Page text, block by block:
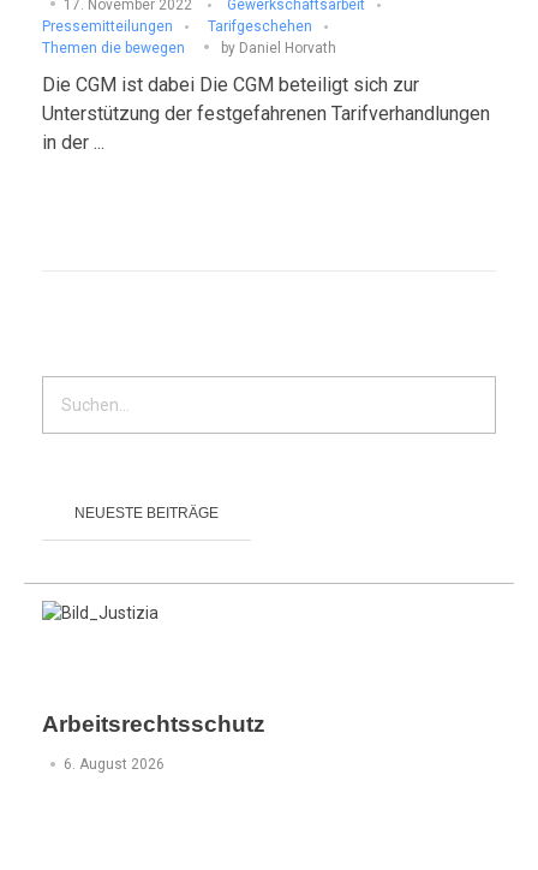
17. November 2022
Gewerkschaftsarbeit
Pressemitteilungen
Tarifgeschehen
Themen die bewegen
by Daniel Horvath
Die CGM ist dabei Die CGM beteiligt sich zur
Unterstützung der festgefahrenen Tarifverhandlungen
in der ...
NEUESTE BEITRÄGE
Arbeitsrechtsschutz
6. August 2026